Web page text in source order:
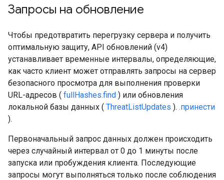
Запросы на обновление
Чтобы предотвратить перегрузку сервера и получить
оптимальную защиту, API обновлений (v4)
устанавливает временные интервалы, определяющие,
как часто клиент может отправлять запросы на сервер
безопасного просмотра для выполнения проверки
URL-адресов ( fullHashes.find ) или обновления
локальной базы данных ( ThreatListUpdates ). .принести
).
Первоначальный запрос данных должен происходить
через случайный интервал от 0 до 1 минуты после
запуска или пробуждения клиента. Последующие
запросы могут выполняться только после соблюдения